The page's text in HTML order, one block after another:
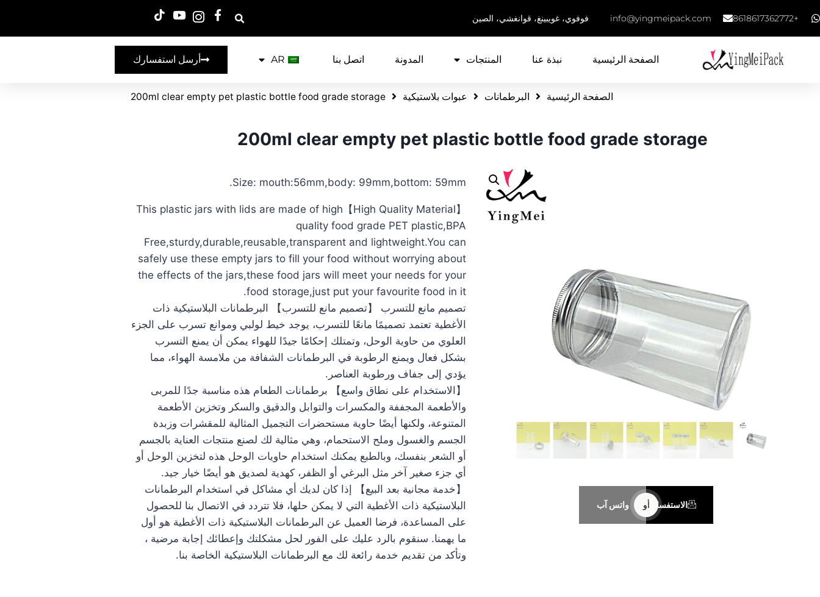
+8618617362772
info@yingmeipack.com فوفوي، غويبينغ، قوانغشي، الصين
الصفحة الرئيسية نبذة عنا المنتجات المدونة اتصل بنا AR أرسل استفسارك
الصفحة الرئيسية البرطمانات عبوات بلاستيكية 200ml clear empty pet plastic bottle food grade storage
200ml clear empty pet plastic bottle food grade storage
الاستفسار أو واتس آب
Size: mouth:56mm,body: 99mm,bottom: 59mm.
【High Quality Material】This plastic jars with lids are made of high
quality food grade PET plastic,BPA
Free,sturdy,durable,reusable,transparent and lightweight.You can
safely use these empty jars to fill your food without worrying about
the effects of the jars,these food jars will meet your needs for your
food storage,just put your favourite food in it.
تصميم مانع للتسرب 【تصميم مانع للتسرب】 البرطمانات البلاستيكية ذات
الأغطية تعتمد تصميمًا مانعًا للتسرب، يوجد خيط لولبي وموانع تسرب على الجزء
العلوي من حاوية الوحل، وتمتلك إحكامًا جيدًا للهواء يمكن أن يمنع التسرب
بشكل فعال ويمنع الرطوبة في البرطمانات الشفافة من ملامسة الهواء، مما
يؤدي إلى جفاف ورطوبة العناصر.
【الاستخدام على نطاق واسع】 برطمانات الطعام هذه مناسبة جدًا للمربى
والأطعمة المجففة والمكسرات والتوابل والدقيق والسكر وتخزين الأطعمة
المتنوعة، ولكنها أيضًا حاوية مستحضرات التجميل المثالية للمقشرات وزبدة
الجسم والغسول وملح الاستحمام، وهي مثالية لك لصنع منتجات العناية بالجسم
أو الشعر بنفسك، وبالطبع يمكنك استخدام حاويات الوحل هذه لتخزين الوحل أو
أي جزء صغير آخر مثل البرغي أو الظفر، كهدية لصديق هو أيضًا خيار جيد.
【خدمة مجانية بعد البيع】 إذا كان لديك أي مشاكل في استخدام البرطمانات
البلاستيكية ذات الأغطية التي لا يمكن حلها، فلا تتردد في الاتصال بنا للحصول
على المساعدة، فرضا العميل عن البرطمانات البلاستيكية ذات الأغطية هو أول
ما يهمنا. سنقوم بالرد عليك على الفور لحل مشكلتك وإعطائك إجابة مرضية ،
وتأكد من تقديم خدمة رائعة لك مع البرطمانات البلاستيكية الخاصة بنا.